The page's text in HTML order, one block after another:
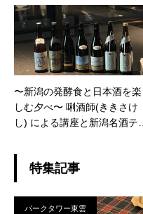
〜新潟の発酵食と日本酒を楽
しむ夕べ〜 唎酒師(ききさけ
し) による講座と新潟名酒テイ
ー）
特集記事
パークタワー東雲